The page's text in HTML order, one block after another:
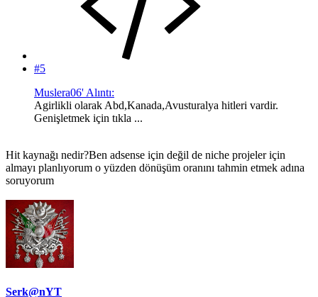
#5
Muslera06' Alıntı:
Agirlikli olarak Abd,Kanada,Avusturalya hitleri vardir.
Genişletmek için tıkla ...
Hit kaynağı nedir?Ben adsense için değil de niche projeler için
almayı planlıyorum o yüzden dönüşüm oranını tahmin etmek adına
soruyorum
Serk@nYT